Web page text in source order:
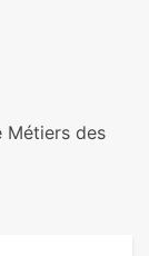
Métiers des